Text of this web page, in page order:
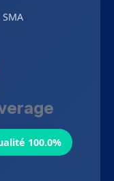
SMA
100.0%